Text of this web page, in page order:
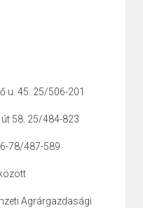
u. 45. 25/506-201
58. 25/484-823
78/487-589
Agrárgazdasági